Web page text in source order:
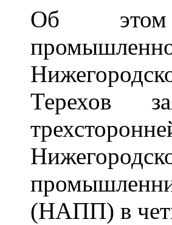
Об
Терехов
(НАПП) в